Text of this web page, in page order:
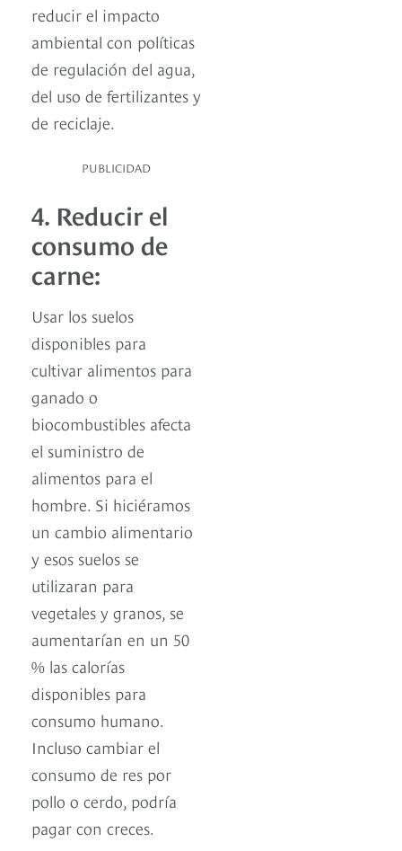
reducir el impacto
ambiental con políticas
de regulación del agua,
del uso de fertilizantes y
de reciclaje.
PUBLICIDAD
4. Reducir el
consumo de
carne:
Usar los suelos
disponibles para
cultivar alimentos para
ganado o
biocombustibles afecta
el suministro de
alimentos para el
hombre. Si hiciéramos
un cambio alimentario
y esos suelos se
utilizaran para
vegetales y granos, se
aumentarían en un 50
% las calorías
disponibles para
consumo humano.
Incluso cambiar el
consumo de res por
pollo o cerdo, podría
pagar con creces.